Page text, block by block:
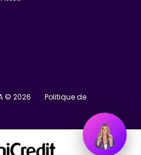
© 2026
Politique de